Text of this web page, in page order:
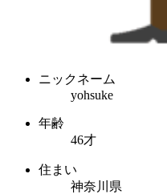
ニックネーム
yohsuke
年齢
46才
住まい
神奈川県